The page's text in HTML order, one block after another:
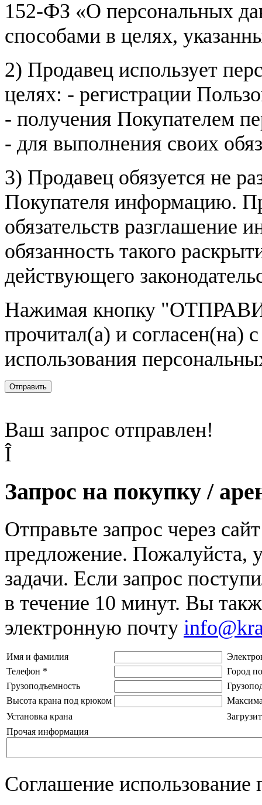
152-ФЗ «О персональных
способами в целях,
2) Продавец использует
целях: - регистрации
- получения Покупателем
- для выполнения своих
3) Продавец обязуется не
Покупателя информацию.
обязательств разглашение
обязанность такого
действующего
Нажимая кнопку
прочитал(а) и согласен(на)
использования
Отправить
Ваш запрос отправлен!
Î
Запрос на покупку /
Отправьте запрос через
предложение. Пожалуйста,
задачи. Если запрос
в течение 10 минут. Вы
электронную почту
Имя и фамилия
Телефон *
Город
Грузоподъемность
Высота крана под крюком
Установка крана
Прочая информация
Соглашение